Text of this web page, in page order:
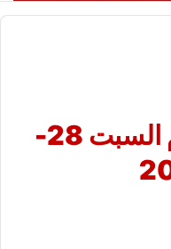
أسعار الذهب اليوم السبت 28-